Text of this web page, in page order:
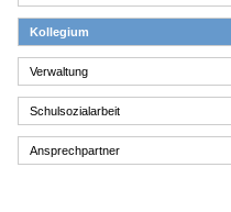
Kollegium
Verwaltung
Schulsozialarbeit
Ansprechpartner